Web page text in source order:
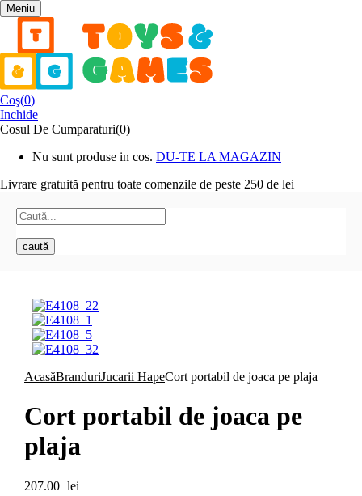
Meniu
Coş(0)
Inchide
Cosul De Cumparaturi(0)
Nu sunt produse in cos. DU-TE LA MAGAZIN
Livrare gratuită pentru toate comenzile de peste 250 de lei
caută
AcasăBranduriJucarii HapeCort portabil de joaca pe plaja
Cort portabil de joaca pe
plaja
207.00 lei